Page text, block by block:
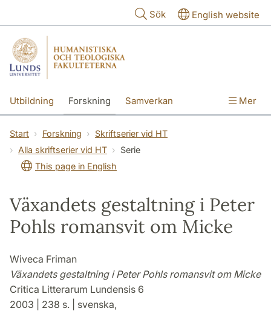
Sök English website
Utbildning Forskning Samverkan Mer
Start Forskning
Skriftserier vid HT
Alla skriftserier vid HT
Serie
This page in English
Växandets gestaltning i Peter
Pohls romansvit om Micke
Wiveca Friman
Växandets gestaltning i Peter Pohls romansvit om Micke
Critica Litterarum Lundensis 6
2003 | 238 s. | svenska,